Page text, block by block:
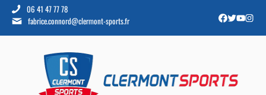
06 41 47 77 78
fabrice.connord@clermont-sports.fr